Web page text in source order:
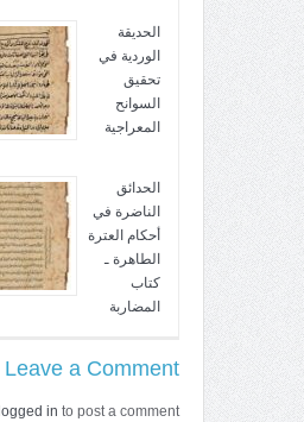
الحديقة
الوردية في
تحقيق
السوانح
المعراجية
الحدائق
الناضرة في
أحكام العترة
الطاهرة ـ
كتاب
المضاربة
Leave a Comment
logged in to post a comment.